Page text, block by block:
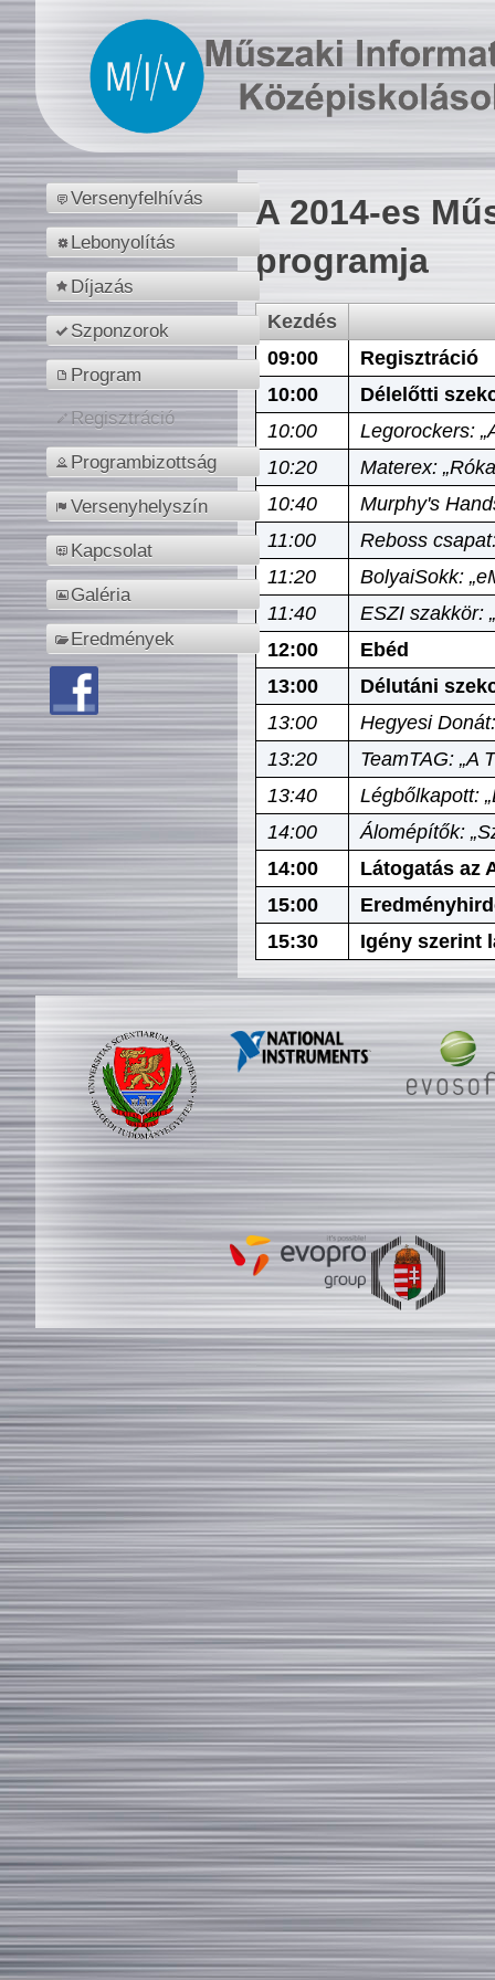
Versenyfelhívás
Lebonyolítás
Díjazás
Szponzorok
Program
Regisztráció
Programbizottság
Versenyhelyszín
Kapcsolat
Galéria
Eredmények
A 2014-es
programja
Kezdés
09:00
Regisztráció
10:00
Délelőtti
10:00
Legorockers:
10:20
Materex:
10:40
Murphy's
11:00
Reboss
11:20
BolyaiSokk:
11:40
ESZI szakkör:
12:00
Ebéd
13:00
Délutáni
13:00
Hegyesi
13:20
TeamTAG: „A
13:40
Légbőlkapott:
14:00
Álomépítők:
14:00
Látogatás az
15:00
15:30
Igény szerint